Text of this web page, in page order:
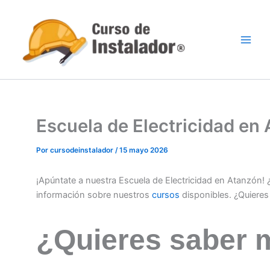
contenido
Escuela de Electricidad en
Por cursodeinstalador /15 mayo 2026
¡Apúntate a nuestra Escuela de Electricidad en Atanzón!
información sobre nuestros cursos disponibles.
¿Quieres saber